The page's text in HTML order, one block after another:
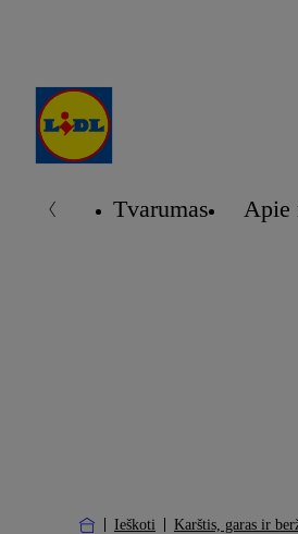
Tvarumas Apie
Ieškoti Karštis, garas ir